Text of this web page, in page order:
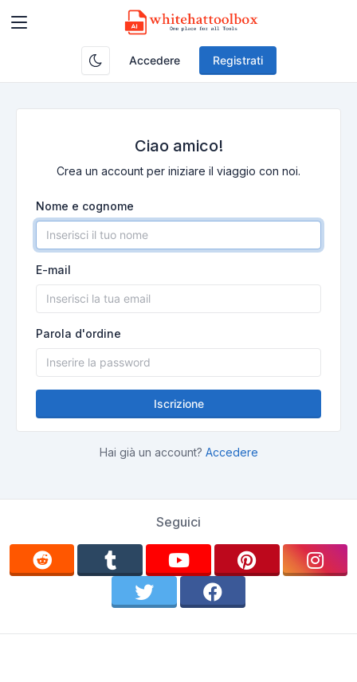
Accedere Registrati
Ciao amico!
Crea un account per iniziare il viaggio con noi.
Nome e cognome
E-mail
Parola d'ordine
Iscrizione
Hai già un account? Accedere
Seguici